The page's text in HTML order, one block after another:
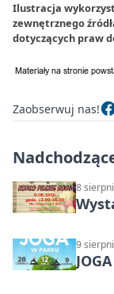
Ilustracja
zewnętrznego
dotyczących praw
Zaobserwuj nas!
8
9